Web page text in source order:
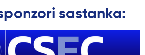
sastanka: